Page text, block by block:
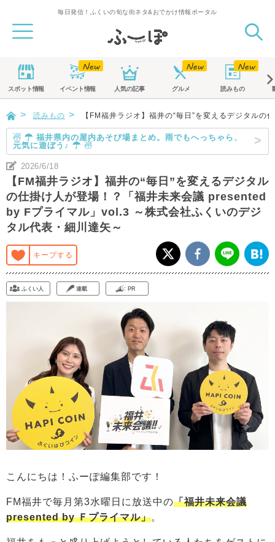
毎日発信！ふくいの旬な街ネタ&おでかけ情報ポータル
スポット情報 イベント情報 人気の記事 グルメ 読みもの
読みもの 【FM福井ラジオ】福井の“毎日”を変えるデジタル
☃ ☂ 福井県内の屋内あそび場まとめ。雨でもへっちゃら、
元気に遊ぼう♪ ☂ ☃
2026/6/18
【FM福井ラジオ】福井の“毎日”を変えるデジタル
の仕掛け人が登場！？「福井未来会議 presented
by Fプライマル」vol.3 ～株式会社ふくいのデジ
タル代表・細川達矢～
キープする
ふくい人 連載 PR
こんにちは！ふーぽ編集部です！
FM福井で毎月第3水曜日に放送中の「福井未来会議
presented by Ｆプライマル」。